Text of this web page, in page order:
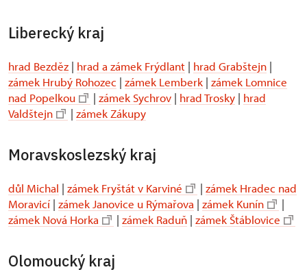
Liberecký kraj
hrad Bezděz | hrad a zámek Frýdlant | hrad Grabštejn |
zámek Hrubý Rohozec | zámek Lemberk | zámek Lomnice
nad Popelkou
| zámek Sychrov | hrad Trosky | hrad
Valdštejn
| zámek Zákupy
Moravskoslezský kraj
důl Michal | zámek Fryštát v Karviné | zámek Hradec nad
Moravicí | zámek Janovice u Rýmařova | zámek Kunín
|
zámek Nová Horka
| zámek Raduň | zámek Štáblovice
Olomoucký kraj